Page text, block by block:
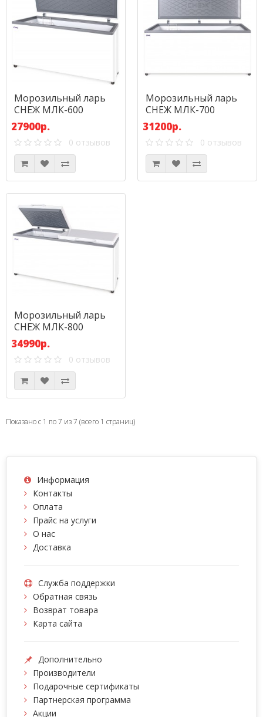
Морозильный ларь
СНЕЖ МЛК-600
27900р.
0 отзывов
Морозильный ларь
СНЕЖ МЛК-700
31200р.
0 отзывов
Морозильный ларь
СНЕЖ МЛК-800
34990р.
0 отзывов
Показано с 1 по 7 из 7 (всего 1 страниц)
Информация
Контакты
Оплата
Прайс на услуги
О нас
Доставка
Служба поддержки
Обратная связь
Возврат товара
Карта сайта
Дополнительно
Производители
Подарочные сертификаты
Партнерская программа
Акции